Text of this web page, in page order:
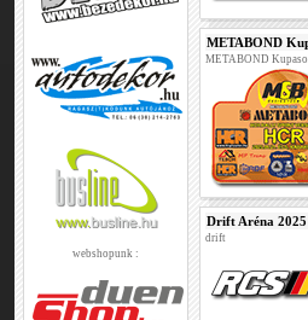
webshopunk :
METABOND
METABOND
Drift Aréna 2025
drift